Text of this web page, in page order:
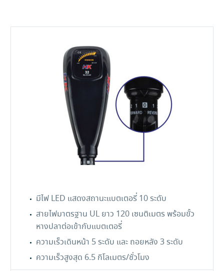
ปอนด์
มีไฟ LED แสดงสถานะแบตเตอรี่ 10 ระดับ
สายไฟมาตรฐาน UL ยาว 120 เซนติเมตร พร้อมขั้ว
หางปลาต่อเข้ากับแบตเตอรี่
ความเร็วเดินหน้า 5 ระดับ และ ถอยหลัง 3 ระดับ
ความเร็วสูงสุด 6.5 กิโลเมตร/ชั่วโมง